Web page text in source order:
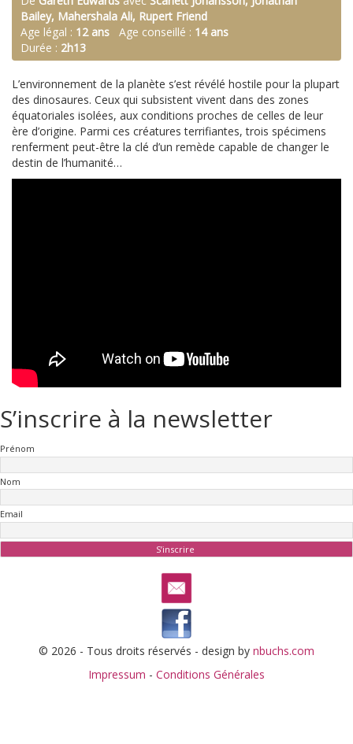
Bailey, Mahershala Ali, Rupert Friend
Age légal : 12 ans Age conseillé : 14 ans
Durée : 2h13
L’environnement de la planète s’est révélé hostile pour la plupart
des dinosaures. Ceux qui subsistent vivent dans des zones
équatoriales isolées, aux conditions proches de celles de leur
ère d’origine. Parmi ces créatures terrifiantes, trois spécimens
renferment peut-être la clé d’un remède capable de changer le
destin de l’humanité…
S’inscrire à la newsletter
Prénom
Nom
Email
© 2026 - Tous droits réservés - design by nbuchs.com
Impressum - Conditions Générales